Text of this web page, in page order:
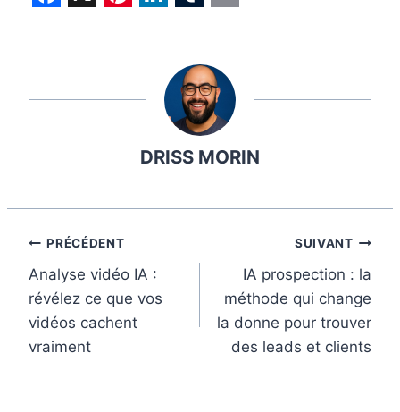
e
k
t
s
t
k
d
n
m
b
l
r
a
i
l
DRISS MORIN
Navigation
de
l’article
PRÉCÉDENT
Analyse vidéo IA :
révélez ce que vos
vidéos cachent
vraiment
SUIVANT
IA prospection : la
méthode qui change
la donne pour trouver
des leads et clients